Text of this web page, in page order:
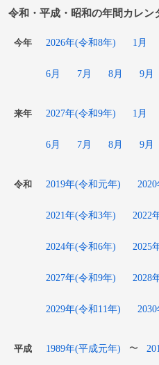
令和・平成・昭和の年間カレン
今年 2026年(令和8年) 1月
6月 7月 8月 9月
来年 2027年(令和9年) 1月
6月 7月 8月 9月
令和 2019年(令和元年)
2021年(令和3年) 2022
2024年(令和6年) 2025
2027年(令和9年) 2028
2029年(令和11年)
平成 1989年(平成元年) 〜